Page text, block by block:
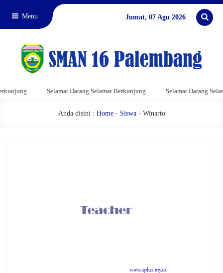
Menu Jumat, 07 Agu 2026
Selamat Datang Selamat Berkunjung Selamat Datang
Anda disini : Home- Siswa- Winarto